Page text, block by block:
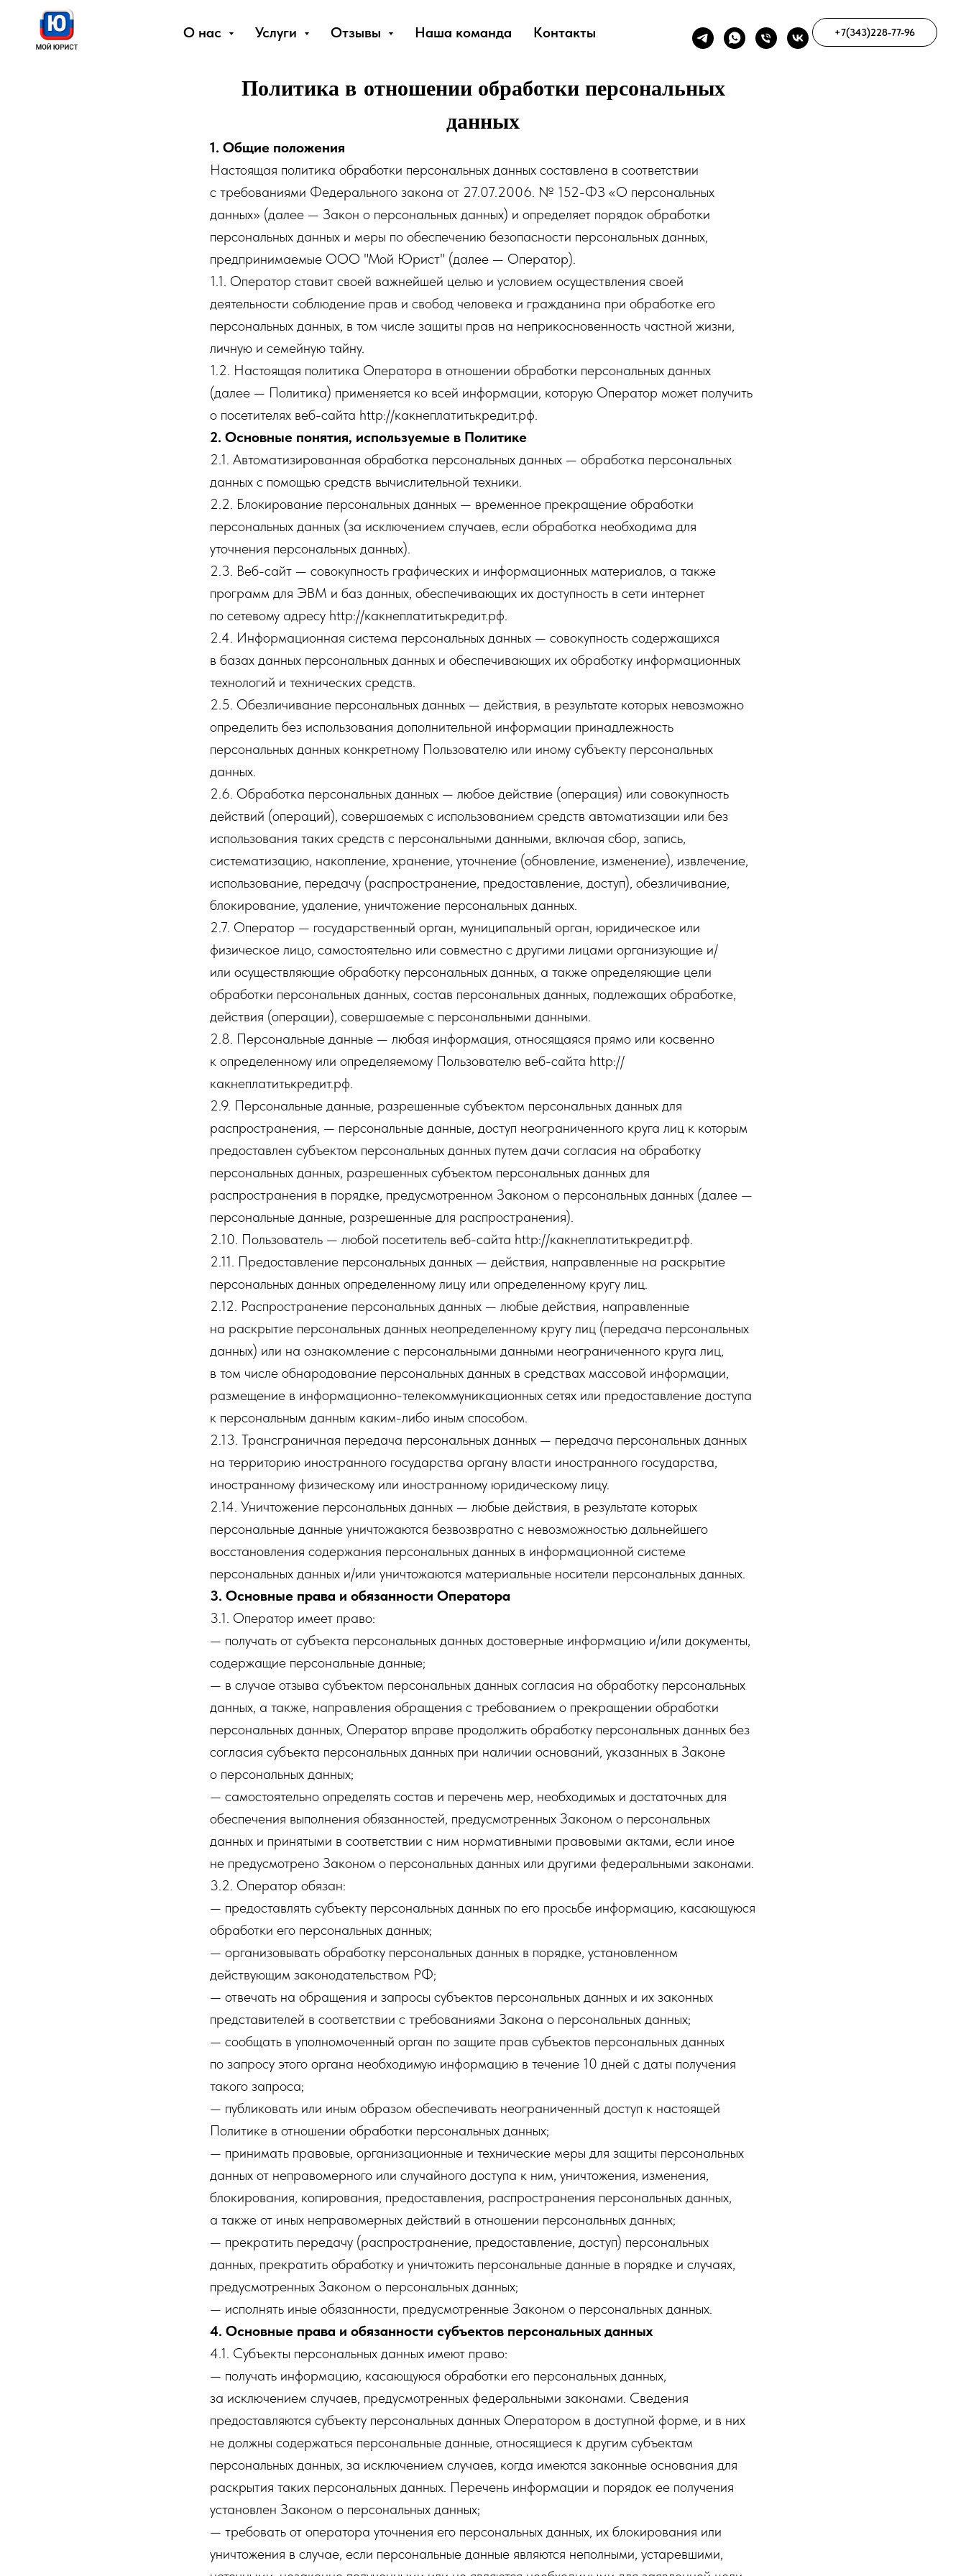
О нас Услуги Отзывы Наша команда Контакты +7(343)228-77-96
Политика в отношении обработки персональных
данных
1. Общие положения
Настоящая политика обработки персональных данных составлена в соответствии
с требованиями Федерального закона от 27.07.2006. № 152-ФЗ «О персональных
данных» (далее — Закон о персональных данных) и определяет порядок обработки
персональных данных и меры по обеспечению безопасности персональных данных,
предпринимаемые ООО "Мой Юрист" (далее — Оператор).
1.1. Оператор ставит своей важнейшей целью и условием осуществления своей
деятельности соблюдение прав и свобод человека и гражданина при обработке его
персональных данных, в том числе защиты прав на неприкосновенность частной жизни,
личную и семейную тайну.
1.2. Настоящая политика Оператора в отношении обработки персональных данных
(далее — Политика) применяется ко всей информации, которую Оператор может получить
о посетителях веб-сайта http://какнеплатитькредит.рф.
2. Основные понятия, используемые в Политике
2.1. Автоматизированная обработка персональных данных — обработка персональных
данных с помощью средств вычислительной техники.
2.2. Блокирование персональных данных — временное прекращение обработки
персональных данных (за исключением случаев, если обработка необходима для
уточнения персональных данных).
2.3. Веб-сайт — совокупность графических и информационных материалов, а также
программ для ЭВМ и баз данных, обеспечивающих их доступность в сети интернет
по сетевому адресу http://какнеплатитькредит.рф.
2.4. Информационная система персональных данных — совокупность содержащихся
в базах данных персональных данных и обеспечивающих их обработку информационных
технологий и технических средств.
2.5. Обезличивание персональных данных — действия, в результате которых невозможно
определить без использования дополнительной информации принадлежность
персональных данных конкретному Пользователю или иному субъекту персональных
данных.
2.6. Обработка персональных данных — любое действие (операция) или совокупность
действий (операций), совершаемых с использованием средств автоматизации или без
использования таких средств с персональными данными, включая сбор, запись,
систематизацию, накопление, хранение, уточнение (обновление, изменение), извлечение,
использование, передачу (распространение, предоставление, доступ), обезличивание,
блокирование, удаление, уничтожение персональных данных.
2.7. Оператор — государственный орган, муниципальный орган, юридическое или
физическое лицо, самостоятельно или совместно с другими лицами организующие и/
или осуществляющие обработку персональных данных, а также определяющие цели
обработки персональных данных, состав персональных данных, подлежащих обработке,
действия (операции), совершаемые с персональными данными.
2.8. Персональные данные — любая информация, относящаяся прямо или косвенно
к определенному или определяемому Пользователю веб-сайта http://
какнеплатитькредит.рф.
2.9. Персональные данные, разрешенные субъектом персональных данных для
распространения, — персональные данные, доступ неограниченного круга лиц к которым
предоставлен субъектом персональных данных путем дачи согласия на обработку
персональных данных, разрешенных субъектом персональных данных для
распространения в порядке, предусмотренном Законом о персональных данных (далее —
персональные данные, разрешенные для распространения).
2.10. Пользователь — любой посетитель веб-сайта http://какнеплатитькредит.рф.
2.11. Предоставление персональных данных — действия, направленные на раскрытие
персональных данных определенному лицу или определенному кругу лиц.
2.12. Распространение персональных данных — любые действия, направленные
на раскрытие персональных данных неопределенному кругу лиц (передача персональных
данных) или на ознакомление с персональными данными неограниченного круга лиц,
в том числе обнародование персональных данных в средствах массовой информации,
размещение в информационно-телекоммуникационных сетях или предоставление доступа
к персональным данным каким-либо иным способом.
2.13. Трансграничная передача персональных данных — передача персональных данных
на территорию иностранного государства органу власти иностранного государства,
иностранному физическому или иностранному юридическому лицу.
2.14. Уничтожение персональных данных — любые действия, в результате которых
персональные данные уничтожаются безвозвратно с невозможностью дальнейшего
восстановления содержания персональных данных в информационной системе
персональных данных и/или уничтожаются материальные носители персональных данных.
3. Основные права и обязанности Оператора
3.1. Оператор имеет право:
— получать от субъекта персональных данных достоверные информацию и/или документы,
содержащие персональные данные;
— в случае отзыва субъектом персональных данных согласия на обработку персональных
данных, а также, направления обращения с требованием о прекращении обработки
персональных данных, Оператор вправе продолжить обработку персональных данных без
согласия субъекта персональных данных при наличии оснований, указанных в Законе
о персональных данных;
— самостоятельно определять состав и перечень мер, необходимых и достаточных для
обеспечения выполнения обязанностей, предусмотренных Законом о персональных
данных и принятыми в соответствии с ним нормативными правовыми актами, если иное
не предусмотрено Законом о персональных данных или другими федеральными законами.
3.2. Оператор обязан:
— предоставлять субъекту персональных данных по его просьбе информацию, касающуюся
обработки его персональных данных;
— организовывать обработку персональных данных в порядке, установленном
действующим законодательством РФ;
— отвечать на обращения и запросы субъектов персональных данных и их законных
представителей в соответствии с требованиями Закона о персональных данных;
— сообщать в уполномоченный орган по защите прав субъектов персональных данных
по запросу этого органа необходимую информацию в течение 10 дней с даты получения
такого запроса;
— публиковать или иным образом обеспечивать неограниченный доступ к настоящей
Политике в отношении обработки персональных данных;
— принимать правовые, организационные и технические меры для защиты персональных
данных от неправомерного или случайного доступа к ним, уничтожения, изменения,
блокирования, копирования, предоставления, распространения персональных данных,
а также от иных неправомерных действий в отношении персональных данных;
— прекратить передачу (распространение, предоставление, доступ) персональных
данных, прекратить обработку и уничтожить персональные данные в порядке и случаях,
предусмотренных Законом о персональных данных;
— исполнять иные обязанности, предусмотренные Законом о персональных данных.
4. Основные права и обязанности субъектов персональных данных
4.1. Субъекты персональных данных имеют право:
— получать информацию, касающуюся обработки его персональных данных,
за исключением случаев, предусмотренных федеральными законами. Сведения
предоставляются субъекту персональных данных Оператором в доступной форме, и в них
не должны содержаться персональные данные, относящиеся к другим субъектам
персональных данных, за исключением случаев, когда имеются законные основания для
раскрытия таких персональных данных. Перечень информации и порядок ее получения
установлен Законом о персональных данных;
— требовать от оператора уточнения его персональных данных, их блокирования или
уничтожения в случае, если персональные данные являются неполными, устаревшими,